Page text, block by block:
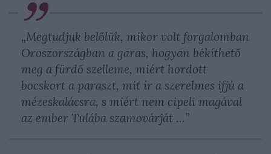
„Megtudjuk belőlük, mikor volt forgalomban
Oroszországban a garas, hogyan békíthető
meg a fürdő szelleme, miért hordott
bocskort a paraszt, mit ír a szerelmes ifjú a
mézeskalácsra, s miért nem cipeli magával
az ember Tulába szamovárját …”